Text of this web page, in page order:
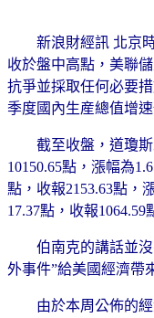
新浪財經訊 北京時
收於盤中高點，美聯
抗爭並採取任何必要
季度國內生産總值增
截至收盤，道瓊斯
10150.65點，漲幅為
點，收報2153.63點，
17.37點，收報1064.59
伯南克的講話並沒
外事件”給美國經濟帶
由於本周公佈的經